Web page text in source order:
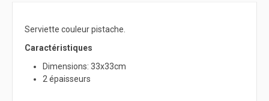
Serviette couleur pistache.
Caractéristiques
Dimensions: 33x33cm
2 épaisseurs